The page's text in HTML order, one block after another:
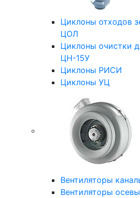
Циклоны отходов
ЦОЛ
Циклоны очистки
ЦН-15У
Циклоны РИСИ
Циклоны УЦ
Вентиляторы
Вентиляторы